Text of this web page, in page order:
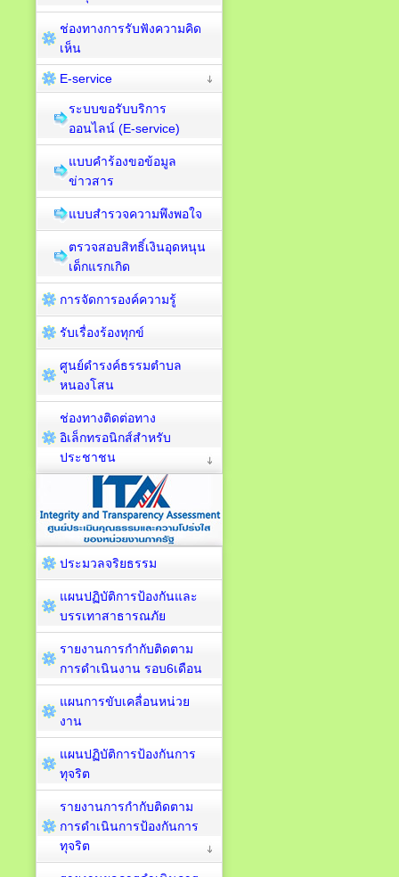
ช่องทางการรับฟังความคิด
เห็น
E-service
ระบบขอรับบริการ
ออนไลน์ (E-service)
แบบคำร้องขอข้อมูล
ข่าวสาร
แบบสำรวจความพึงพอใจ
ตรวจสอบสิทธิ์เงินอุดหนุน
เด็กแรกเกิด
การจัดการองค์ความรู้
รับเรื่องร้องทุกข์
ศูนย์ดำรงค์ธรรมตำบล
หนองโสน
ช่องทางติดต่อทาง
อิเล็กทรอนิกส์สำหรับ
ประชาชน
ประมวลจริยธรรม
แผนปฏิบัติการป้องกันและ
บรรเทาสาธารณภัย
รายงานการกำกับติดตาม
การดำเนินงาน รอบ6เดือน
แผนการขับเคลื่อนหน่วย
งาน
แผนปฏิบัติการป้องกันการ
ทุจริต
รายงานการกำกับติดตาม
การดำเนินการป้องกันการ
ทุจริต